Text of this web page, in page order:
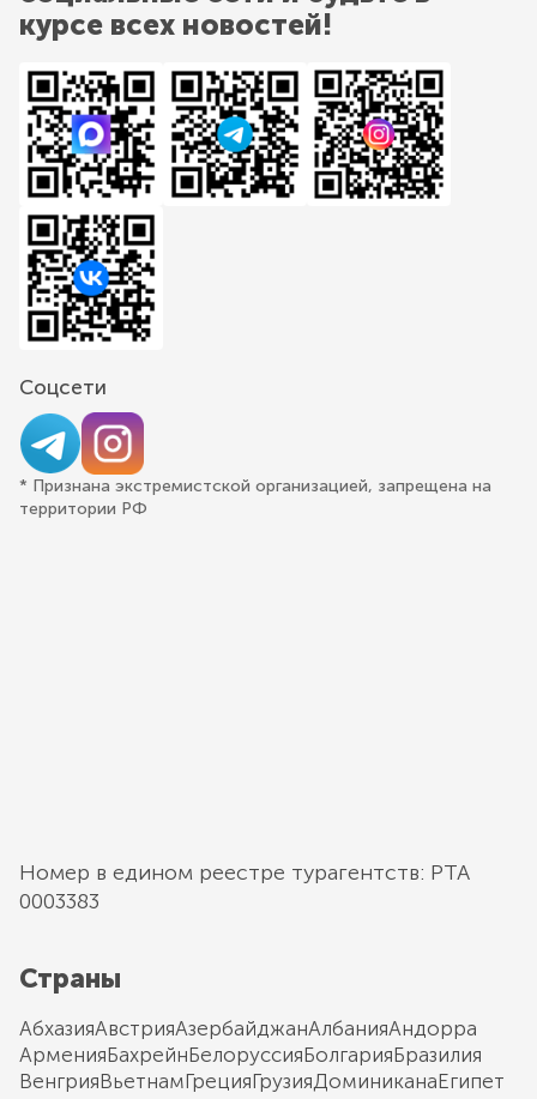
курсе всех новостей!
Соцсети
* Признана экстремистской организацией, запрещена на
территории РФ
Номер в едином реестре турагентств: РТА
0003383
Страны
АбхазияАвстрияАзербайджанАлбанияАндорра
АрменияБахрейнБелоруссияБолгарияБразилия
ВенгрияВьетнамГрецияГрузияДоминиканаЕгипет